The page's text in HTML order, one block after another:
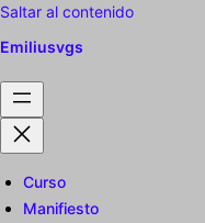
Saltar al contenido
Emiliusvgs
Curso
Manifiesto